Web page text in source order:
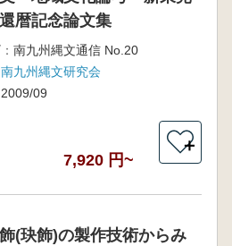
暦記念論文集
南九州縄文通信 No.20
南九州縄文研究会
2009/09
7,920 円~
＋
(玦飾)の製作技術からみ